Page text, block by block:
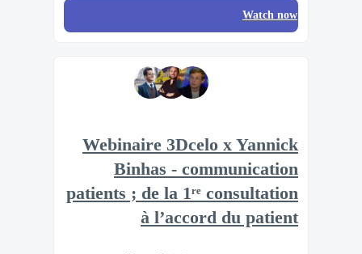
Watch now
Webinaire 3Dcelo x Yannick
Binhas - communication
patients ; de la 1ʳᵉ consultation
à l’accord du patient